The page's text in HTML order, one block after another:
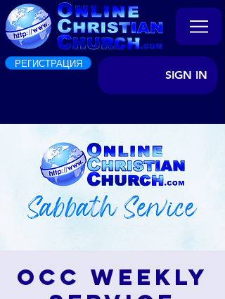
РЕГИСТРАЦИЯ
SIGN IN
OCC Weekly